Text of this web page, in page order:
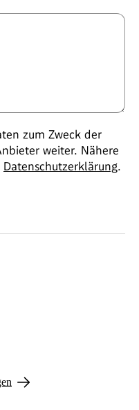
zum Zweck der
weiter. Nähere
Datenschutzerklärung.